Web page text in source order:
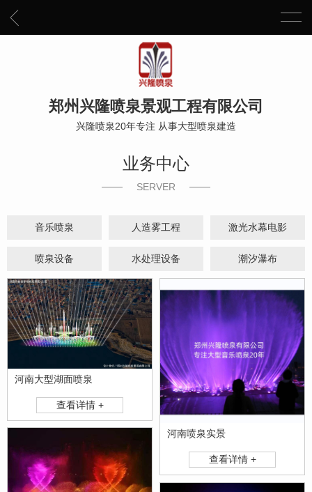
郑州兴隆喷泉景观工程有限公司
兴隆喷泉20年专注 从事大型喷泉建造
业务中心
SERVER
音乐喷泉 人造雾工程 激光水幕电影
喷泉设备 水处理设备 潮汐瀑布
河南大型湖面喷泉
查看详情 +
河南喷泉实景
查看详情 +